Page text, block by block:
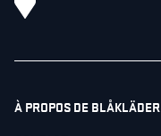
À PROPOS DE BLÅKLÄDER